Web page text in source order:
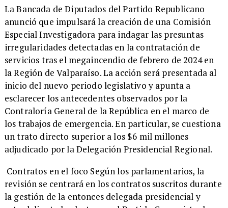
​La Bancada de Diputados del Partido Republicano
anunció que impulsará la creación de una Comisión
Especial Investigadora para indagar las presuntas
irregularidades detectadas en la contratación de
servicios tras el megaincendio de febrero de 2024 en
la Región de Valparaíso. La acción será presentada al
inicio del nuevo periodo legislativo y apunta a
esclarecer los antecedentes observados por la
Contraloría General de la República en el marco de
los trabajos de emergencia. En particular, se cuestiona
un trato directo superior a los $6 mil millones
adjudicado por la Delegación Presidencial Regional.
Contratos en el foco Según los parlamentarios, la
revisión se centrará en los contratos suscritos durante
la gestión de la entonces delegada presidencial y